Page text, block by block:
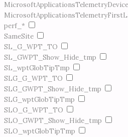
perf_*
SameSite
SL_G_WPT_TO
SL_GWPT_Show_Hide_tmp
SL_wptGlobTipTmp
SLG_G_WPT_TO
SLG_GWPT_Show_Hide_tmp
SLG_wptGlobTipTmp
SLO_G_WPT_TO
SLO_GWPT_Show_Hide_tmp
SLO_wptGlobTipTmp